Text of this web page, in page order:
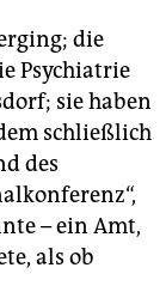
die
Psychiatrie
sie haben
schließlich
des
– ein Amt,
als ob